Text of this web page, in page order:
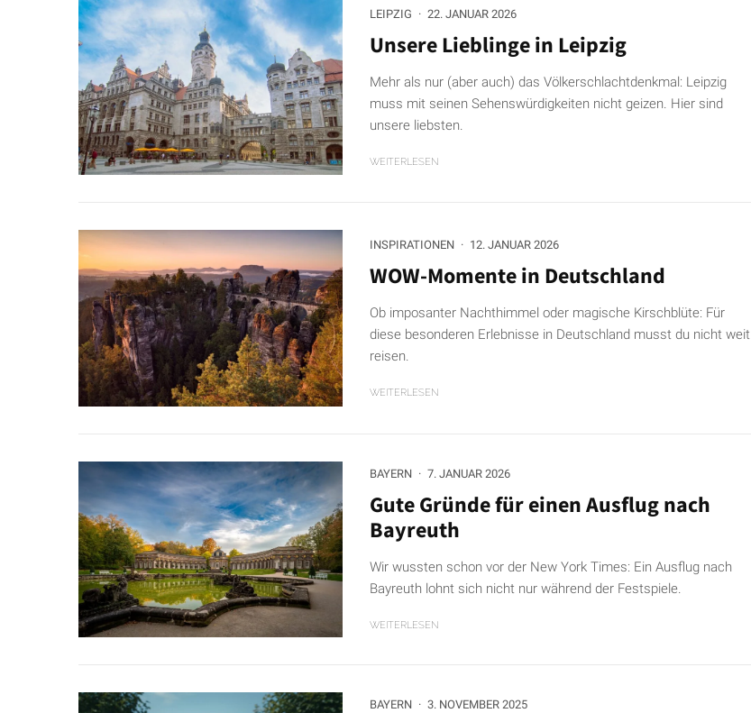
LEIPZIG · 22. JANUAR 2026
Unsere Lieblinge in Leipzig
Mehr als nur (aber auch) das Völkerschlachtdenkmal: Leipzig
muss mit seinen Sehenswürdigkeiten nicht geizen. Hier sind
unsere liebsten.
WEITERLESEN
INSPIRATIONEN · 12. JANUAR 2026
WOW-Momente in Deutschland
Ob imposanter Nachthimmel oder magische Kirschblüte: Für
diese besonderen Erlebnisse in Deutschland musst du nicht weit
reisen.
WEITERLESEN
BAYERN · 7. JANUAR 2026
Gute Gründe für einen Ausflug nach
Bayreuth
Wir wussten schon vor der New York Times: Ein Ausflug nach
Bayreuth lohnt sich nicht nur während der Festspiele.
WEITERLESEN
BAYERN · 3. NOVEMBER 2025